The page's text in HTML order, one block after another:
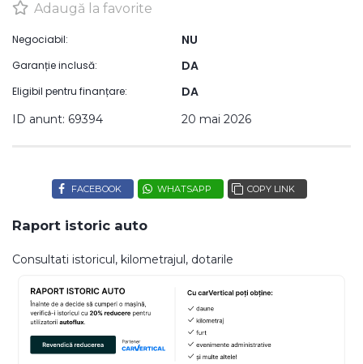
Adaugă la favorite
Negociabil: NU
Garanție inclusă: DA
Eligibil pentru finanțare: DA
ID anunt: 69394 20 mai 2026
FACEBOOK WHATSAPP COPY LINK
Raport istoric auto
Consultati istoricul, kilometrajul, dotarile